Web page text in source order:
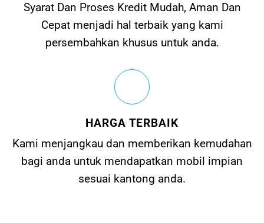
Syarat Dan Proses Kredit Mudah, Aman Dan
Cepat menjadi hal terbaik yang kami
persembahkan khusus untuk anda.
HARGA TERBAIK
Kami menjangkau dan memberikan kemudahan
bagi anda untuk mendapatkan mobil impian
sesuai kantong anda.